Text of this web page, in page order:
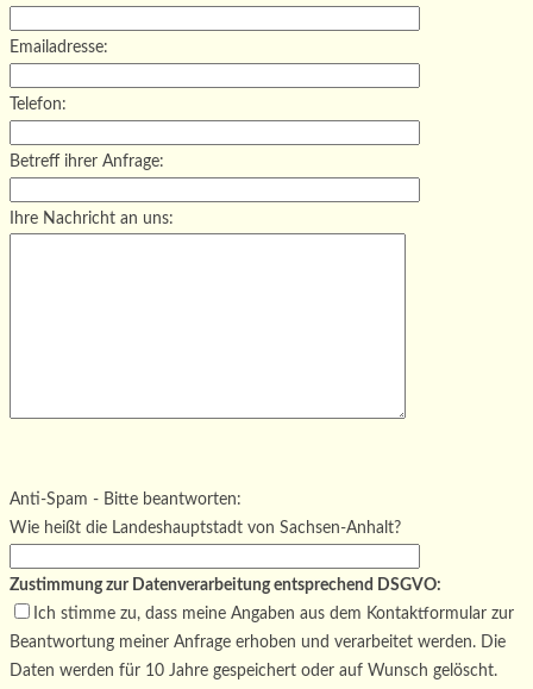
Emailadresse:
Telefon:
Betreff ihrer Anfrage:
Ihre Nachricht an uns:
Bitte lasse dieses Feld leer.
Anti-Spam - Bitte beantworten:
Wie heißt die Landeshauptstadt von Sachsen-Anhalt?
Zustimmung zur Datenverarbeitung entsprechend DSGVO:
Ich stimme zu, dass meine Angaben aus dem Kontaktformular zur
Beantwortung meiner Anfrage erhoben und verarbeitet werden. Die
Daten werden für 10 Jahre gespeichert oder auf Wunsch gelöscht.